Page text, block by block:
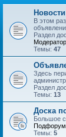
В этом
Раздел
Темы: 47
Здесь
Раздел
Темы: 13
Доска
Большое
Темы: 5